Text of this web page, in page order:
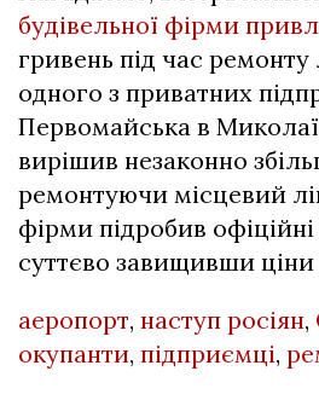
будівельної фірми
гривень під час
одного з приватних
Первомайська в
вирішив незаконно
ремонтуючи місцевий
фірми підробив
суттєво завищивши ціни
аеропорт, наступ росіян,
окупанти, підприємці,